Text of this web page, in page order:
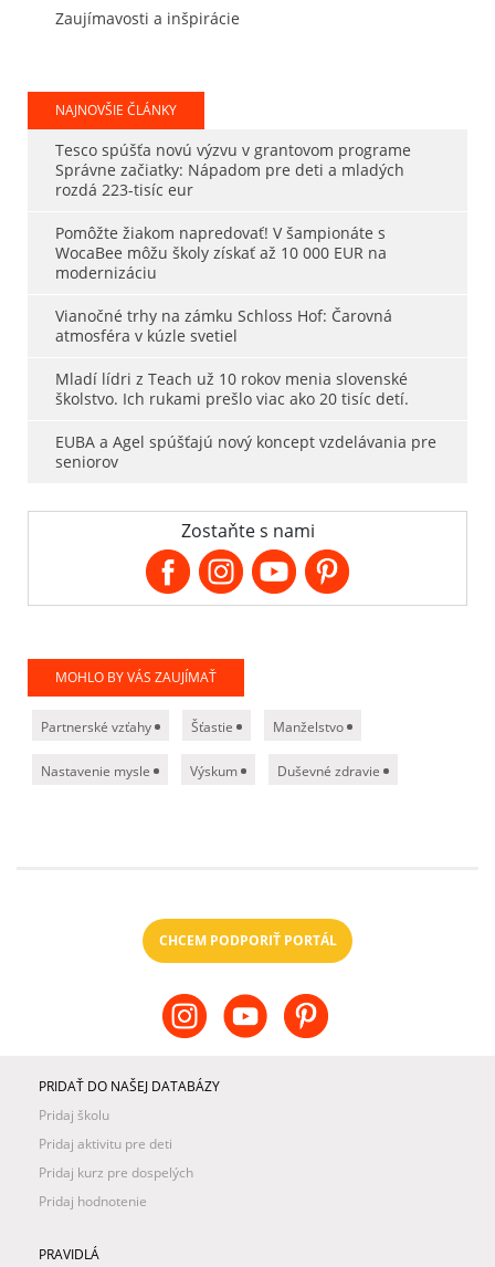
Zaujímavosti a inšpirácie
NAJNOVŠIE ČLÁNKY
Tesco spúšťa novú výzvu v grantovom programe
Správne začiatky: Nápadom pre deti a mladých
rozdá 223-tisíc eur
Pomôžte žiakom napredovať! V šampionáte s
WocaBee môžu školy získať až 10 000 EUR na
modernizáciu
Vianočné trhy na zámku Schloss Hof: Čarovná
atmosféra v kúzle svetiel
Mladí lídri z Teach už 10 rokov menia slovenské
školstvo. Ich rukami prešlo viac ako 20 tisíc detí.
EUBA a Agel spúšťajú nový koncept vzdelávania pre
seniorov
Zostaňte s nami
MOHLO BY VÁS ZAUJÍMAŤ
Partnerské vzťahy Šťastie Manželstvo
Nastavenie mysle Výskum Duševné zdravie
CHCEM PODPORIŤ PORTÁL
PRIDAŤ DO NAŠEJ DATABÁZY
Pridaj školu
Pridaj aktivitu pre deti
Pridaj kurz pre dospelých
Pridaj hodnotenie
PRAVIDLÁ